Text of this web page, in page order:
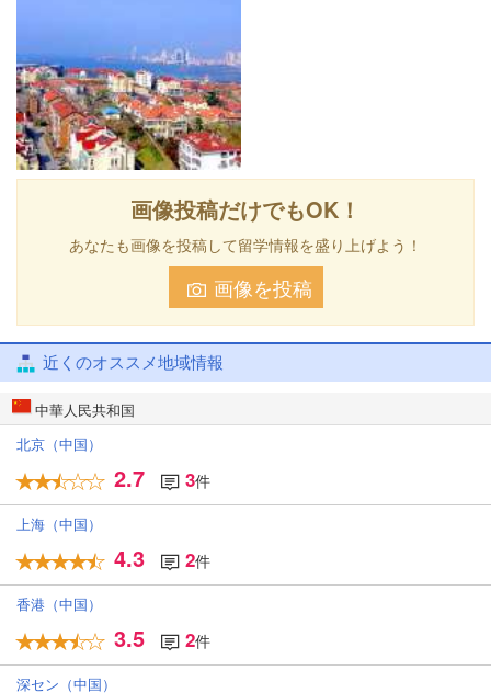
画像投稿だけでもOK！
あなたも画像を投稿して留学情報を盛り上げよう！
画像を投稿
近くのオススメ地域情報
中華人民共和国
北京（中国）
2.7 3件
上海（中国）
4.3 2件
香港（中国）
3.5 2件
深セン（中国）